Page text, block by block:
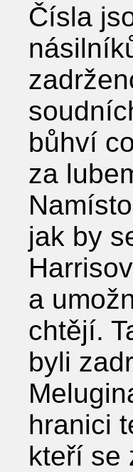
Čísla
bůhví
za
jak by
a
chtějí.
byli
hranici
kteří se